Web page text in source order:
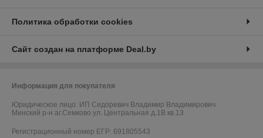
Политика обработки cookies
Сайт создан на платформе Deal.by
Информация для покупателя
Юридическое лицо: ИП Сидоревич Владимир Владимирович
Минский р-н аг.Семково ул. Центральная д.1В кв.13
Регистрационный номер ЕГР: 691805543